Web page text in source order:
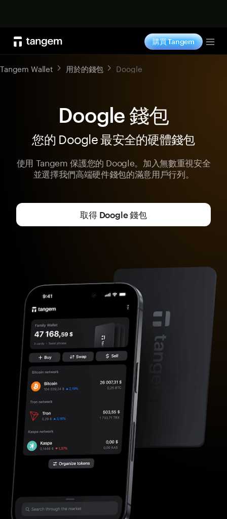
購買 Tangem
Tangem Wallet 用於的錢包 Doogle
Doogle 錢包
您的 Doogle 最安全的硬體錢包
使用 Tangem 保護您的 Doogle。加入無數重視安全
並選擇我們高端硬件錢包的滿意用戶行列。
取得 Doogle 錢包